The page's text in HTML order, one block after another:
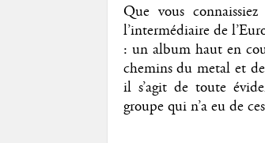
Que vous
l’intermédiaire de
: un album haut en
chemins du metal et
il s’agit de toute
groupe qui n’a eu de